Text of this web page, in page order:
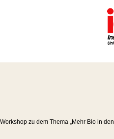
zu dem Thema „Mehr Bio in den